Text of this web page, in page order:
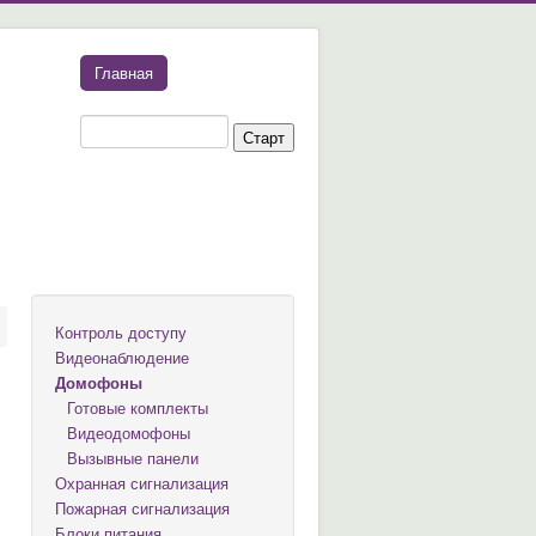
Главная
Контроль доступу
Видеонаблюдение
Домофоны
Готовые комплекты
Видеодомофоны
Вызывные панели
Охранная сигнализация
Пожарная сигнализация